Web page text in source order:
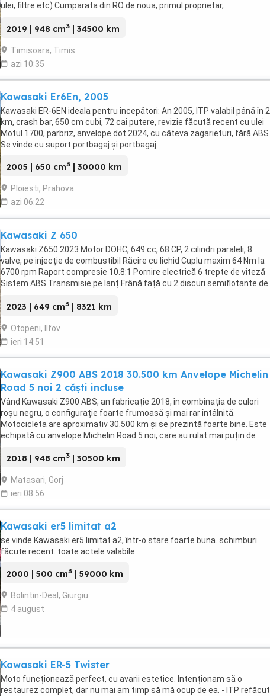
ulei, filtre etc) Cumparata din RO de noua, primul proprietar,
2019 | 948 cm3 | 34500 km
Timisoara, Timis
azi 10:35
Kawasaki Er6En, 2005
Kawasaki ER-6EN ideala pentru începători: An 2005, ITP valabil până în 2
km, crash bar, 650 cm cubi, 72 cai putere, revizie făcută recent cu ulei
Motul 1700, parbriz, anvelope dot 2024, cu câteva zagarieturi, fără ABS
Se vinde cu suport portbagaj și portbagaj.
2005 | 650 cm3 | 30000 km
Ploiesti, Prahova
azi 06:22
Kawasaki Z 650
Kawasaki Z650 2023 Motor DOHC, 649 cc, 68 CP, 2 cilindri paraleli, 8
valve, pe injecție de combustibil Răcire cu lichid Cuplu maxim 64 Nm la
6700 rpm Raport compresie 10.8:1 Pornire electrică 6 trepte de viteză
Sistem ABS Transmisie pe lanț Frână față cu 2 discuri semiflotante de
2023 | 649 cm3 | 8321 km
Otopeni, Ilfov
ieri 14:51
Kawasaki Z900 ABS 2018 30.500 km Anvelope Michelin
Road 5 noi 2 căști incluse
Vând Kawasaki Z900 ABS, an fabricație 2018, în combinația de culori
roșu negru, o configurație foarte frumoasă și mai rar întâlnită.
Motocicleta are aproximativ 30.500 km și se prezintă foarte bine. Este
echipată cu anvelope Michelin Road 5 noi, care au rulat mai puțin de
2018 | 948 cm3 | 30500 km
Matasari, Gorj
ieri 08:56
Kawasaki er5 limitat a2
se vinde Kawasaki er5 limitat a2, într-o stare foarte buna. schimburi
făcute recent. toate actele valabile
2000 | 500 cm3 | 59000 km
Bolintin-Deal, Giurgiu
4 august
Kawasaki ER-5 Twister
Moto funcționează perfect, cu avarii estetice. Intenționam să o
restaurez complet, dar nu mai am timp să mă ocup de ea. - ITP refăcut